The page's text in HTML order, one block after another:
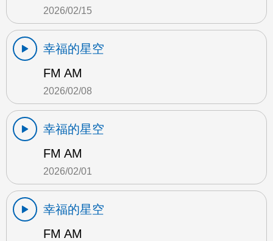
2026/02/15
幸福的星空
FM AM
2026/02/08
幸福的星空
FM AM
2026/02/01
幸福的星空
FM AM